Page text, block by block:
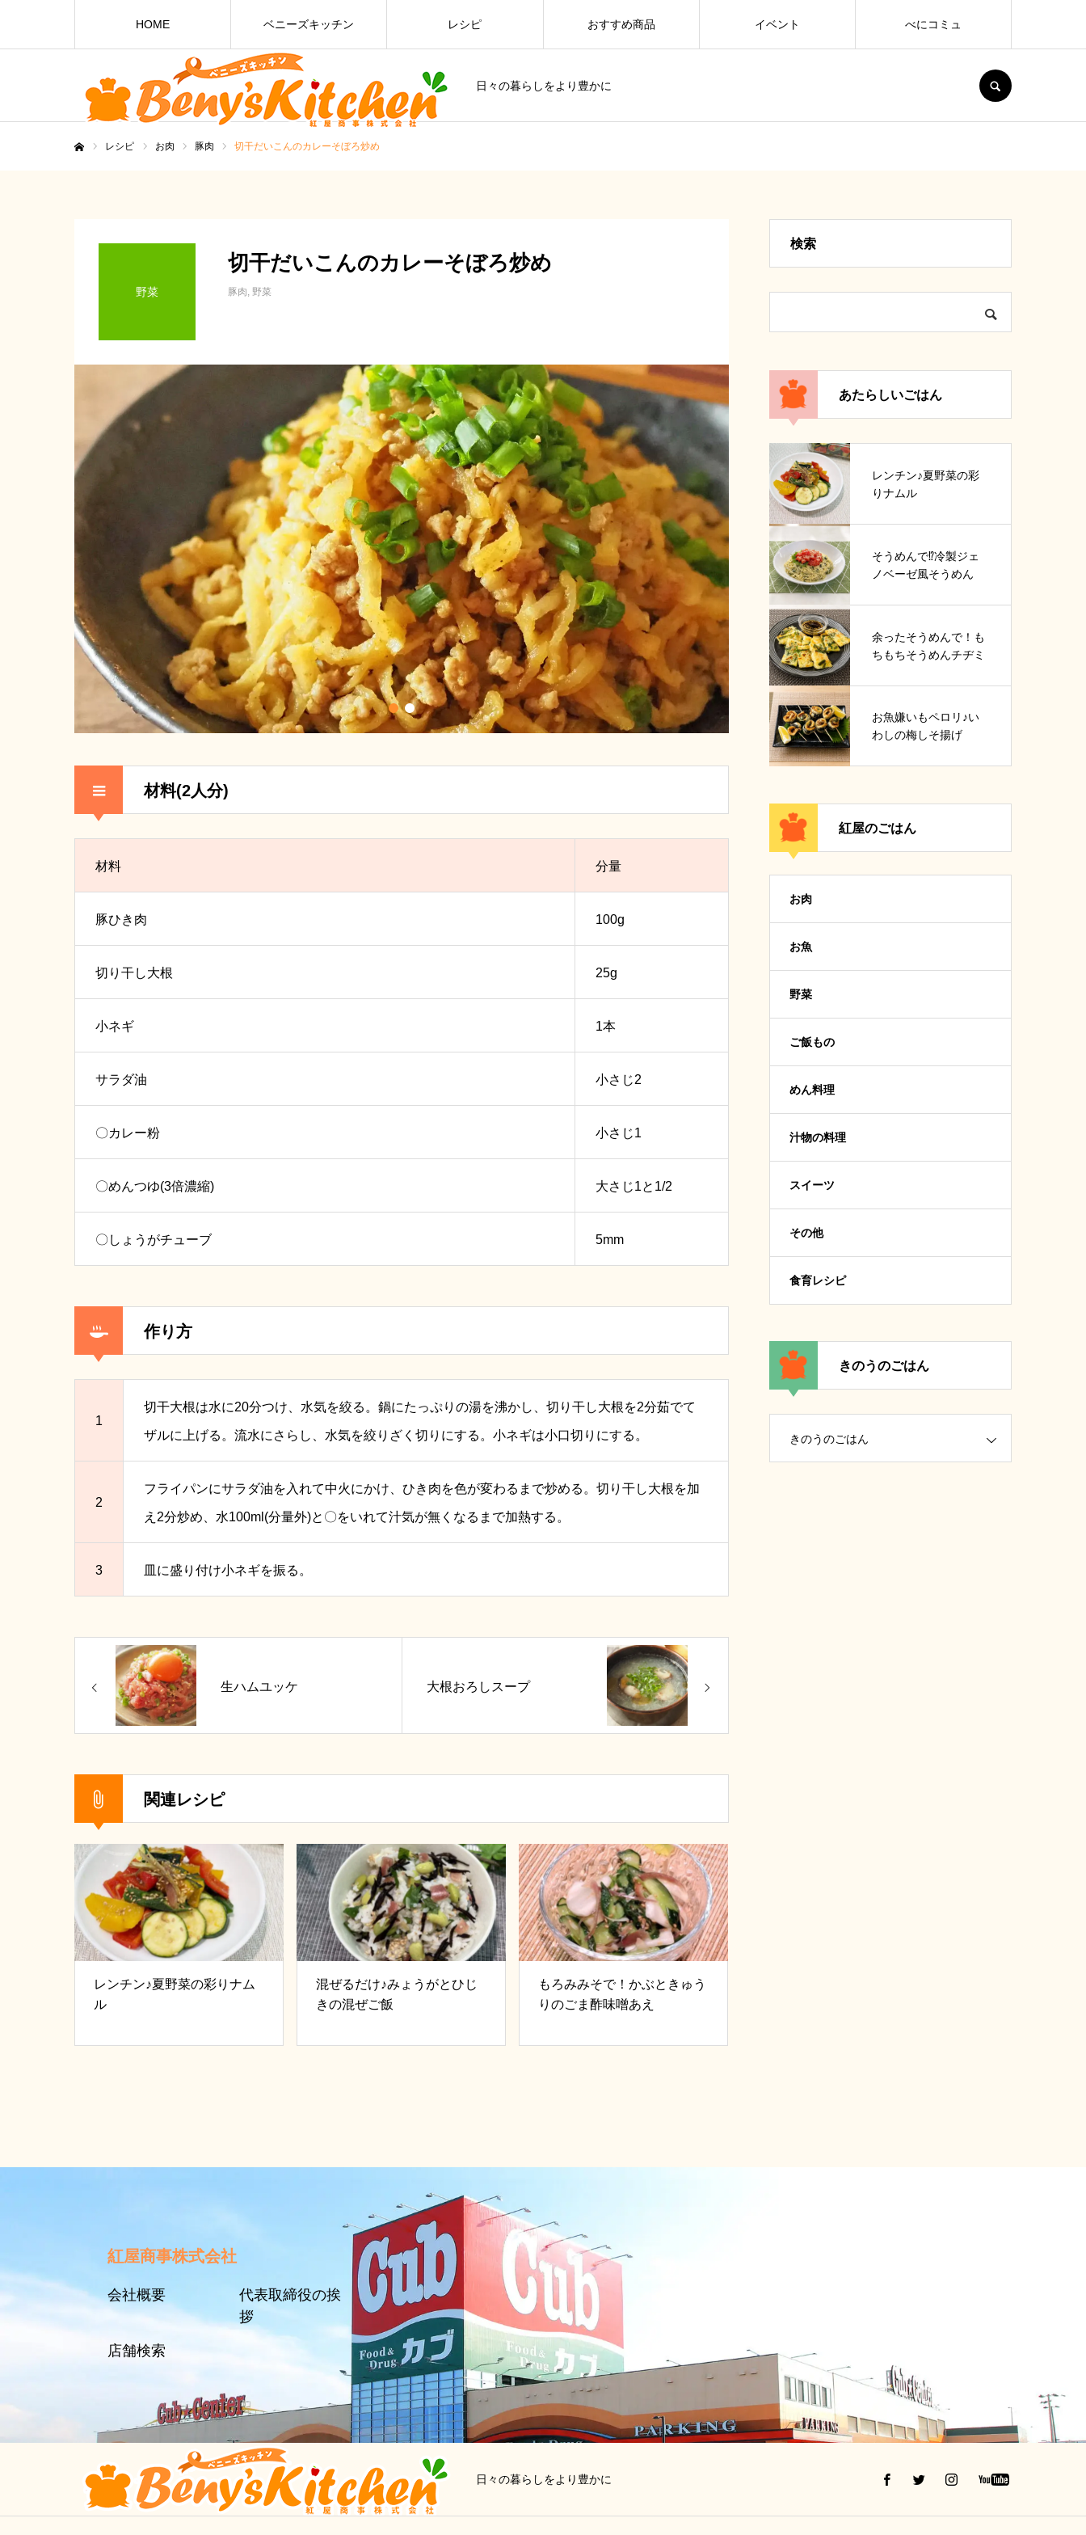
日々の暮らしをより豊かに
HOME ベニーズキッチン レシピ おすすめ商品 イベント べにコミュ
レシピ お肉 豚肉 切干だいこんのカレーそぼろ炒め
野菜
切干だいこんのカレーそぼろ炒め
豚肉 野菜
材料(2人分)
材料 分量
豚ひき肉 100g
切り干し大根 25g
小ネギ 1本
サラダ油 小さじ2
〇カレー粉 小さじ1
〇めんつゆ(3倍濃縮) 大さじ1と1/2
〇しょうがチューブ 5mm
作り方
1
切干大根は水に20分つけ、水気を絞る。鍋にたっぷりの湯を沸かし、切り干し大根を2分茹でて
ザルに上げる。流水にさらし、水気を絞りざく切りにする。小ネギは小口切りにする。
2
フライパンにサラダ油を入れて中火にかけ、ひき肉を色が変わるまで炒める。切り干し大根を加
え2分炒め、水100ml(分量外)と〇をいれて汁気が無くなるまで加熱する。
3 皿に盛り付け小ネギを振る。
生ハムユッケ 大根おろしスープ
関連レシピ
レンチン♪夏野菜の彩りナム
ル
混ぜるだけ♪みょうがとひじ
きの混ぜご飯
もろみみそで！かぶときゅう
りのごま酢味噌あえ
検索
あたらしいごはん
レンチン♪夏野菜の彩
りナムル
そうめんで⁉冷製ジェ
ノベーゼ風そうめん
余ったそうめんで！も
ちもちそうめんチヂミ
お魚嫌いもペロリ♪い
わしの梅しそ揚げ
紅屋のごはん
お肉
お魚
野菜
ご飯もの
めん料理
汁物の料理
スイーツ
その他
食育レシピ
きのうのごはん
きのうのごはん
紅屋商事株式会社
会社概要
代表取締役の挨
拶
店舗検索
日々の暮らしをより豊かに